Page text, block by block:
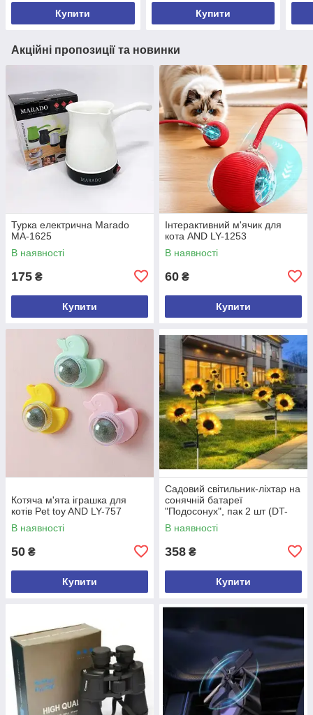
Купити Купити
Акційні пропозиції та новинки
Турка електрична Marado
MA-1625
В наявності
175 ₴
Купити
Інтерактивний м'ячик для
кота AND LY-1253
В наявності
60 ₴
Купити
Котяча м'ята іграшка для
котів Pet toy AND LY-757
В наявності
50 ₴
Купити
Садовий світильник-ліхтар на
сонячній батареї
"Подосонух", пак 2 шт (DT-
1391)
В наявності
358 ₴
Купити